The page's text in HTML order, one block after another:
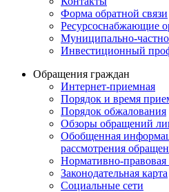
Форма обратной связи
Ресурсоснабжающие
Муниципально-
Инвестиционный
Обращения граждан
Интернет-приемная
Порядок и время
Порядок обжалования
Обзоры обращений
Обобщенная
рассмотрения
Нормативно-правовая
Законодательная карта
Социальные сети